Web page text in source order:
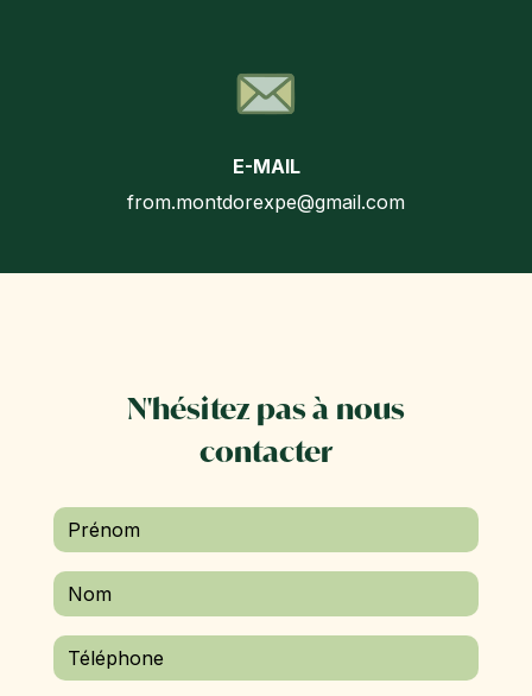
E-MAIL
from.montdorexpe@gmail.com
N'hésitez pas à nous
contacter